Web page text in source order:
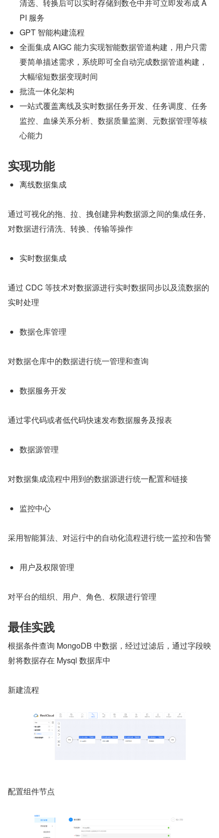
清选、转换后可以实时存储到数仓中并可立即发布成 A
PI 服务
GPT 智能构建流程
全面集成 AIGC 能力实现智能数据管道构建，用户只需
要简单描述需求，系统即可全自动完成数据管道构建，
大幅缩短数据变现时间
批流一体化架构
一站式覆盖离线及实时数据任务开发、任务调度、任务
监控、血缘关系分析、数据质量监测、元数据管理等核
心能力
实现功能
离线数据集成
通过可视化的拖、拉、拽创建异构数据源之间的集成任务,
对数据进行清洗、转换、传输等操作
实时数据集成
通过 CDC 等技术对数据源进行实时数据同步以及流数据的
实时处理
数据仓库管理
对数据仓库中的数据进行统一管理和查询
数据服务开发
通过零代码或者低代码快速发布数据服务及报表
数据源管理
对数据集成流程中用到的数据源进行统一配置和链接
监控中心
采用智能算法、对运行中的自动化流程进行统一监控和告警
用户及权限管理
对平台的组织、用户、角色、权限进行管理
最佳实践
根据条件查询 MongoDB 中数据，经过过滤后，通过字段映
射将数据存在 Mysql 数据库中
新建流程
配置组件节点